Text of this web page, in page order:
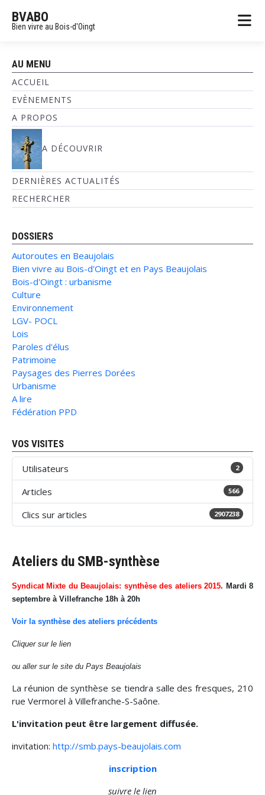
BVABO
Bien vivre au Bois-d'Oingt
AU MENU
ACCUEIL
EVÈNEMENTS
A PROPOS
A DÉCOUVRIR
DERNIÈRES ACTUALITÉS
RECHERCHER
DOSSIERS
Autoroutes en Beaujolais
Bien vivre au Bois-d'Oingt et en Pays Beaujolais
Bois-d'Oingt : urbanisme
Culture
Environnement
LGV- POCL
Lois
Paroles d'élus
Patrimoine
Paysages des Pierres Dorées
Urbanisme
A lire
Fédération PPD
VOS VISITES
Utilisateurs 2
Articles 566
Clics sur articles 2907238
Ateliers du SMB-synthèse
Syndicat Mixte du Beaujolais: synthèse des ateliers 2015. Mardi 8
septembre à Villefranche 18h à 20h
Voir la synthèse des ateliers précédents
Cliquer sur le lien
ou aller sur le site du Pays Beaujolais
La réunion de synthèse se tiendra salle des fresques, 210
rue Vermorel à Villefranche-S-Saône.
L'invitation peut être largement diffusée.
invitation: http://smb.pays-beaujolais.com
inscription
suivre le lien